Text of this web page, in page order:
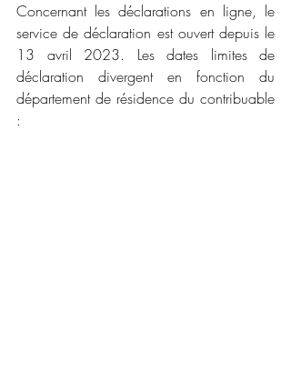
Concernant les déclarations en ligne, le
service de déclaration est ouvert depuis le
13 avril 2023. Les dates limites de
déclaration divergent en fonction du
département de résidence du contribuable
: